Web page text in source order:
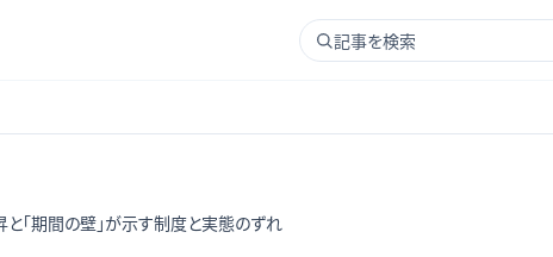
記事を検索
期間の壁」が示す制度と実態のずれ